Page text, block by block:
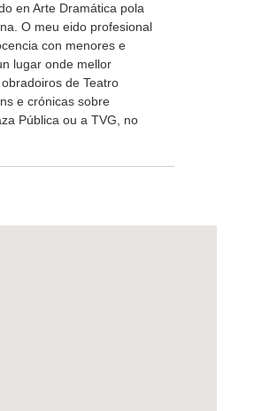
en Arte Dramática pola
O meu eido profesional
con menores e
lugar onde mellor
de Teatro
e crónicas sobre
Pública ou a TVG, no